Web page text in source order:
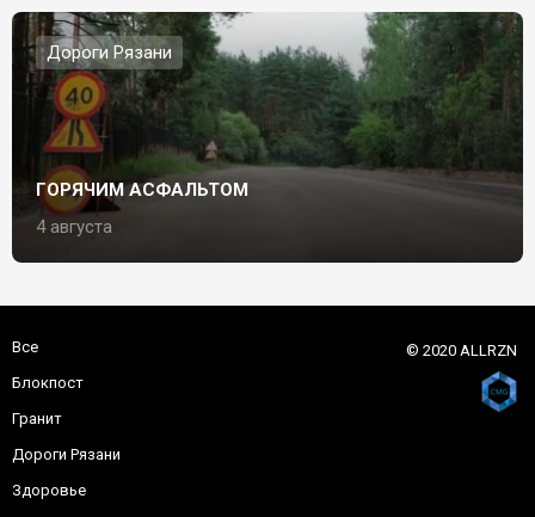
Дороги Рязани
ГОРЯЧИМ АСФАЛЬТОМ
4 августа
Все
Блокпост
Гранит
Дороги Рязани
Здоровье
© 2020 ALLRZN